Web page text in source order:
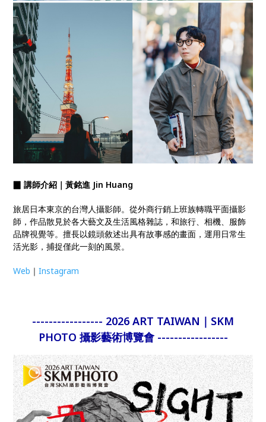
▉ 講師介紹｜黃銘進 Jin Huang
旅居日本東京的台灣人攝影師。從外商行銷上班族轉職平面攝影
師，作品散見於各大藝文及生活風格雜誌，和旅行、相機、服飾
品牌視覺等。擅長以鏡頭敘述出具有故事感的畫面，運用日常生
活光影，捕捉僅此一刻的風景。
Web ｜Instagram
----------------- 2026 ART TAIWAN｜SKM
PHOTO 攝影藝術博覽會 -----------------